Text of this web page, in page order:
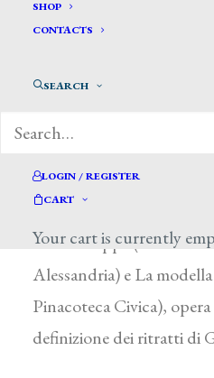
SHOP
CONTACTS
SEARCH
LOGIN / REGISTER
CART
Your cart is currently
Casale Monferrato
milanese Accademia di
produzione si ricordano
San Giuseppe (chiesa di
Alessandria) e La
Pinacoteca Civica),
definizione dei ritratti di